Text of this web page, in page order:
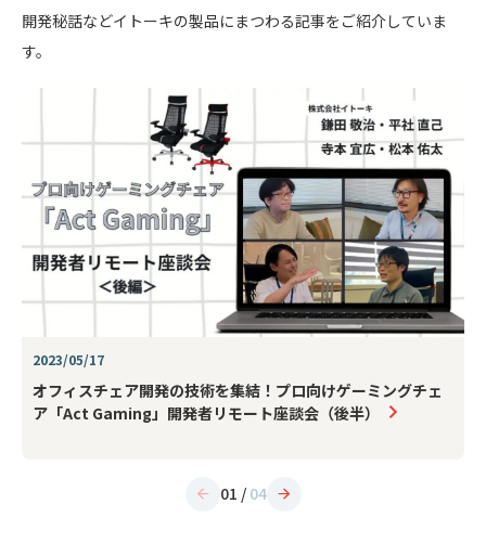
開発秘話などイトーキの製品にまつわる記事をご紹介していま
す。
2023/05/17
オフィスチェア開発の技術を集結！プロ向けゲーミングチェ
ア「Act Gaming」開発者リモート座談会（後半）
01 / 04